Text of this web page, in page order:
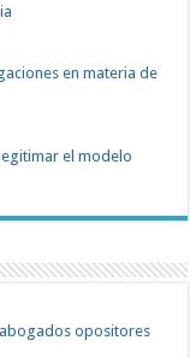
en materia de
el modelo
abogados opositores